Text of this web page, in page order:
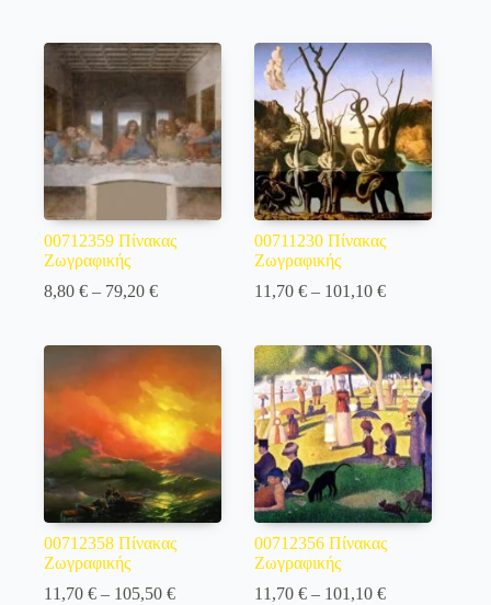
through
206,70 €
through
61,60 €
00712359 Πίνακας
Ζωγραφικής
8,80 € – 79,20 €Price
through
79,20 €
00711230 Πίνακας
Ζωγραφικής
11,70€ – 101,10€Price
through
101,10 €
00712358 Πίνακας
Ζωγραφικής
11,70 € – 105,50 €Price
00712356 Πίνακας
Ζωγραφικής
11,70€ – 101,10€Price